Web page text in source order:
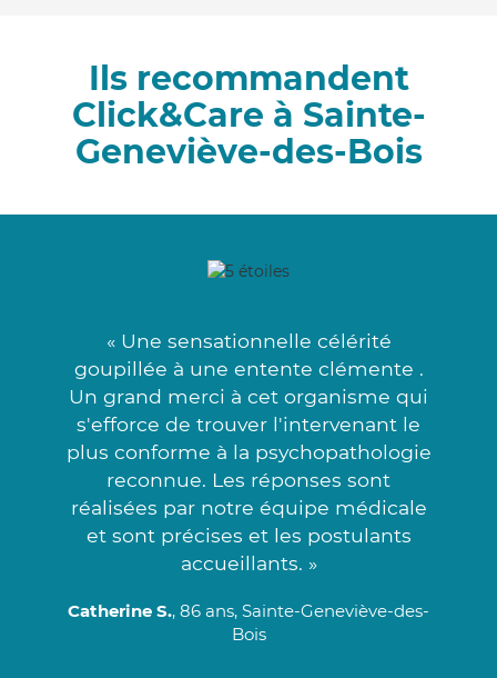
Ils recommandent
Click&Care à Sainte-
Geneviève-des-Bois
« Une sensationnelle célérité
goupillée à une entente clémente .
Un grand merci à cet organisme qui
s'efforce de trouver l'intervenant le
plus conforme à la psychopathologie
reconnue. Les réponses sont
réalisées par notre équipe médicale
et sont précises et les postulants
accueillants. »
Catherine S., 86 ans, Sainte-Geneviève-des-
Bois